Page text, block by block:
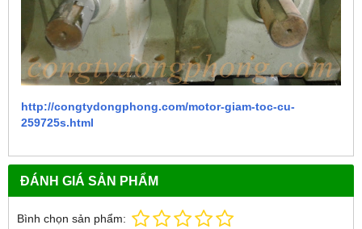
http://congtydongphong.com/motor-giam-toc-cu-
259725s.html
ĐÁNH GIÁ SẢN PHẨM
Bình chọn sản phẩm: